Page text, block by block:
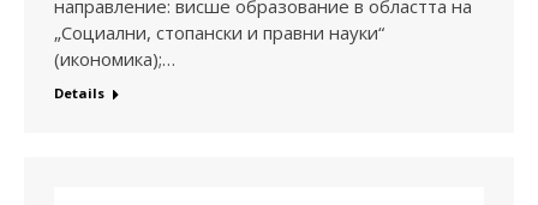
направление: висше образование в областта на
„Социални, стопански и правни науки“
(икономика);…
Details